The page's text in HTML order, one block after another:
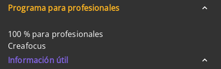
Programa para profesionales
100 % para profesionales
Creafocus
Información útil